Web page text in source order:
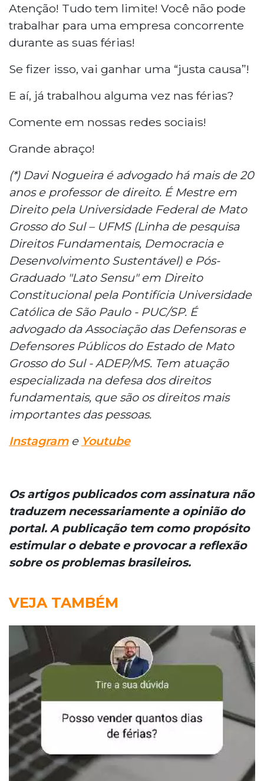
Atenção! Tudo tem limite! Você não pode
trabalhar para uma empresa concorrente
durante as suas férias!
Se fizer isso, vai ganhar uma “justa causa”!
E aí, já trabalhou alguma vez nas férias?
Comente em nossas redes sociais!
Grande abraço!
(*) Davi Nogueira é advogado há mais de 20
anos e professor de direito. É Mestre em
Direito pela Universidade Federal de Mato
Grosso do Sul – UFMS (Linha de pesquisa
Direitos Fundamentais, Democracia e
Desenvolvimento Sustentável) e Pós-
Graduado "Lato Sensu" em Direito
Constitucional pela Pontifícia Universidade
Católica de São Paulo - PUC/SP. É
advogado da Associação das Defensoras e
Defensores Públicos do Estado de Mato
Grosso do Sul - ADEP/MS. Tem atuação
especializada na defesa dos direitos
fundamentais, que são os direitos mais
importantes das pessoas.
Instagrame Youtube
Os artigos publicados com assinatura não
traduzem necessariamente a opinião do
portal. A publicação tem como propósito
estimular o debate e provocar a reflexão
sobre os problemas brasileiros.
VEJA TAMBÉM